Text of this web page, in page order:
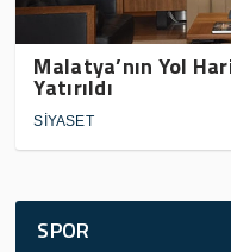
Malatya’nın Yol
Yatırıldı
SİYASET
SPOR